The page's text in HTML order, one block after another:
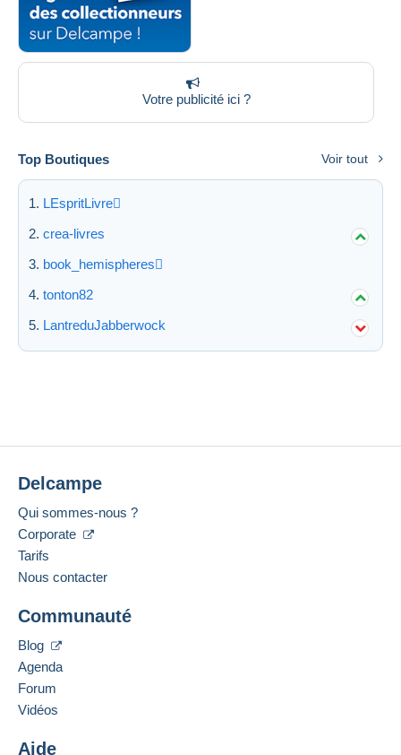
Votre publicité ici ?
Top Boutiques Voir tout
LEspritLivre
crea-livres
book_hemispheres
tonton82
LantreduJabberwock
Delcampe
Qui sommes-nous ?
Corporate
Tarifs
Nous contacter
Communauté
Blog
Agenda
Forum
Vidéos
Aide